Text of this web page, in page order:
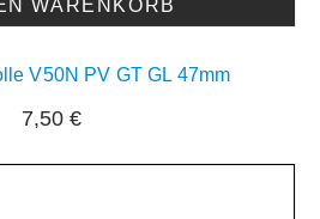
WARENKORB
V50N PV GT GL 47mm
7,50€